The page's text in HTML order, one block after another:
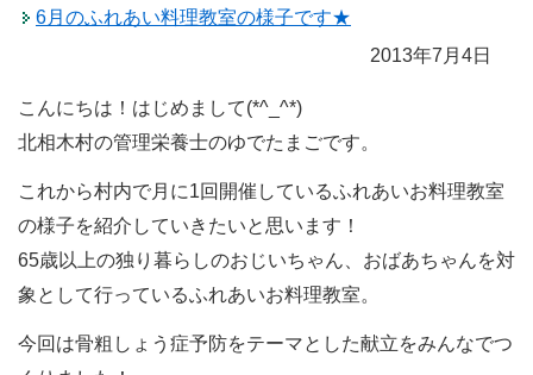
6月のふれあい料理教室の様子です★
2013年7月4日
こんにちは！はじめまして(*^_^*)
北相木村の管理栄養士のゆでたまごです。
これから村内で月に1回開催しているふれあいお料理教室
の様子を紹介していきたいと思います！
65歳以上の独り暮らしのおじいちゃん、おばあちゃんを対
象として行っているふれあいお料理教室。
今回は骨粗しょう症予防をテーマとした献立をみんなでつ